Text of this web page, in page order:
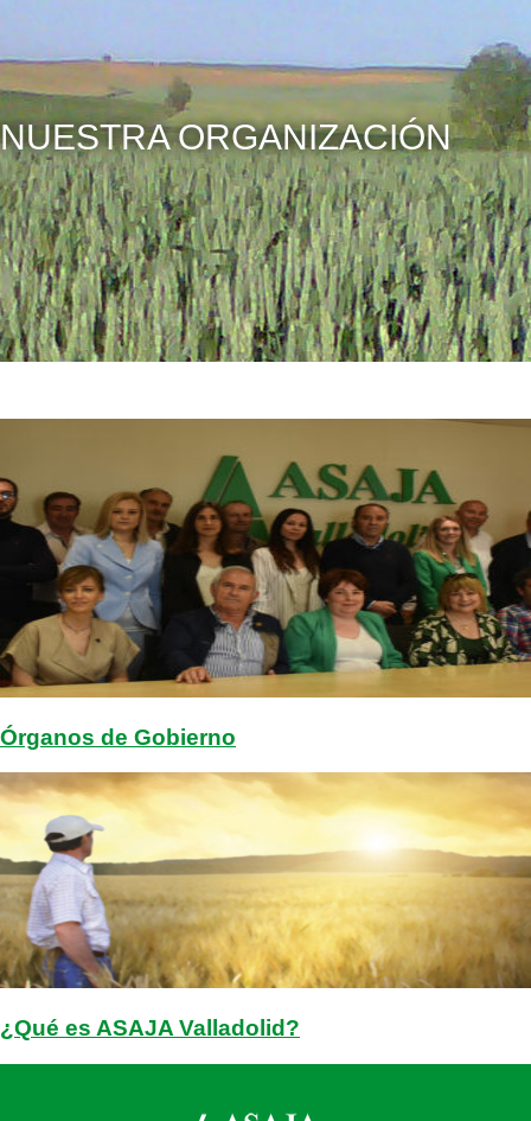
NUESTRA ORGANIZACIÓN
Órganos de Gobierno
¿Qué es ASAJA Valladolid?